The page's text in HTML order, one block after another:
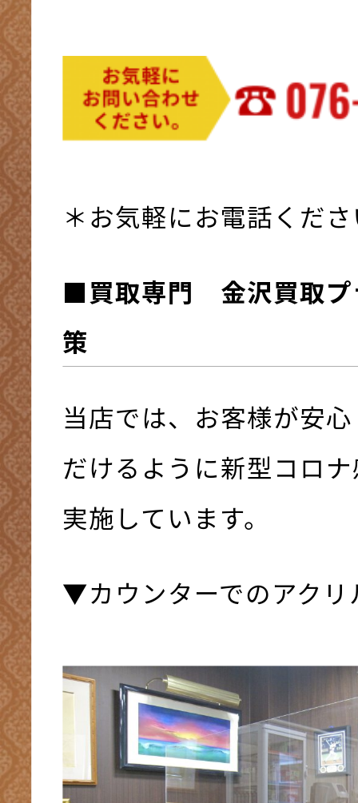
＊お気軽にお電話くだ
■買取専門 金沢買取プ
策
当店では、お客様が安
だけるように新型コロ
実施しています。
▼カウンターでのアクリ